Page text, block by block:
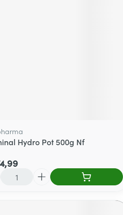
Hydro Pot 500g Nf